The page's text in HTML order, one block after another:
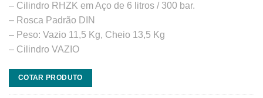
– Cilindro RHZK em Aço de 6 litros / 300 bar.
– Rosca Padrão DIN
– Peso: Vazio 11,5 Kg, Cheio 13,5 Kg
– Cilindro VAZIO
COTAR PRODUTO